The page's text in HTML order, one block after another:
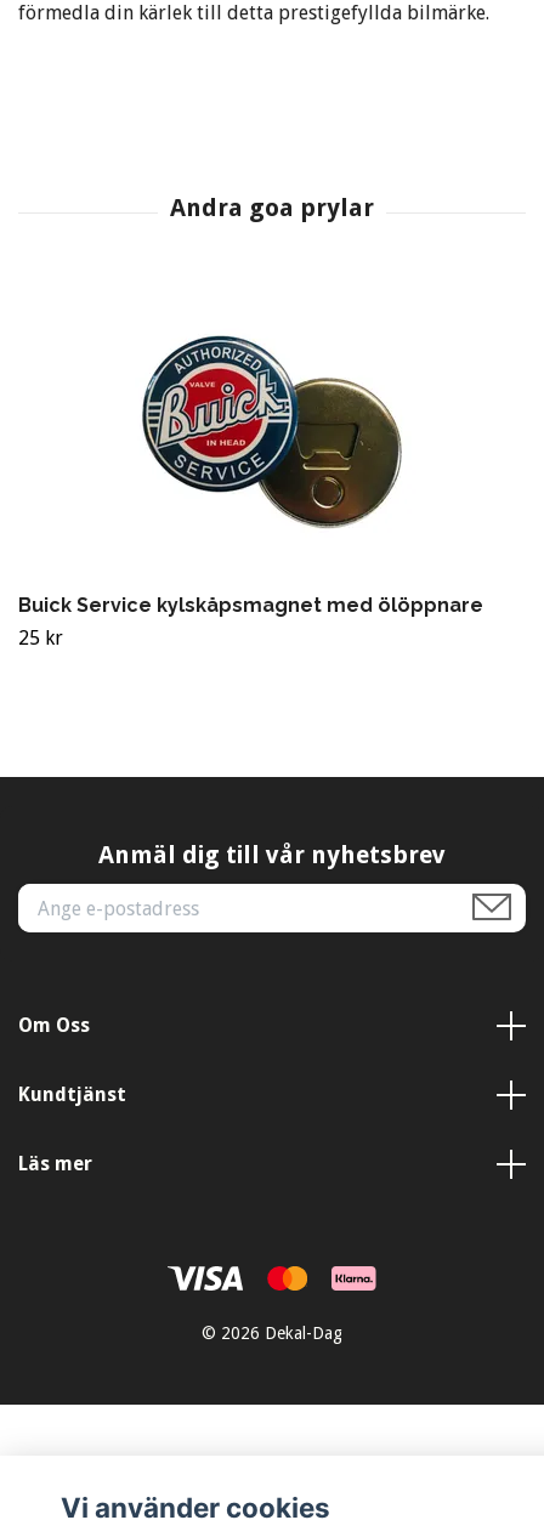
förmedla din kärlek till detta prestigefyllda bilmärke.
Buick Service kylskåpsmagnet med ölöppnare
25 kr
Anmäl dig till vår nyhetsbrev
Om Oss
Kundtjänst
Läs mer
© 2026 Dekal-Dag
Vi använder cookies